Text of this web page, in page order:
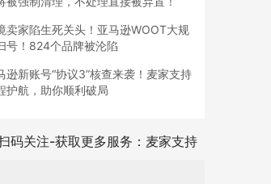
卖家陷生死关头！亚马逊WOOT大规
号！824个品牌被沦陷
逊新账号“协议3”核查来袭！麦家支持
护航，助你顺利破局
码关注-获取更多服务：麦家支持